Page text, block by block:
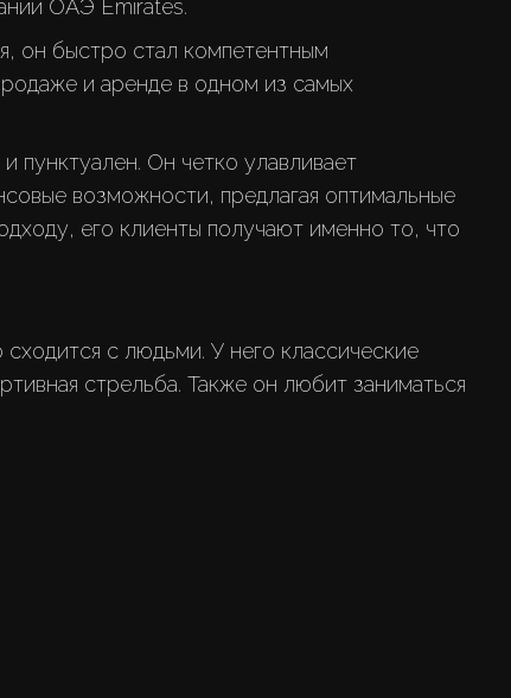
он быстро стал компетентным
и аренде в одном из самых
пунктуален. Он четко улавливает
возможности, предлагая оптимальные
его клиенты получают именно то, что
с людьми. У него классические
стрельба. Также он любит заниматься